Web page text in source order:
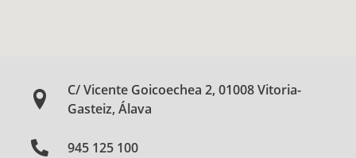
C/ Vicente Goicoechea 2, 01008 Vitoria-
Gasteiz, Álava
945 125 100